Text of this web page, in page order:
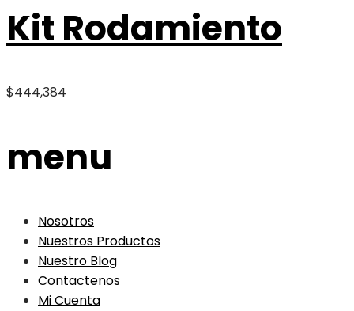
Kit Rodamiento
$444,384
menu
Nosotros
Nuestros Productos
Nuestro Blog
Contactenos
Mi Cuenta